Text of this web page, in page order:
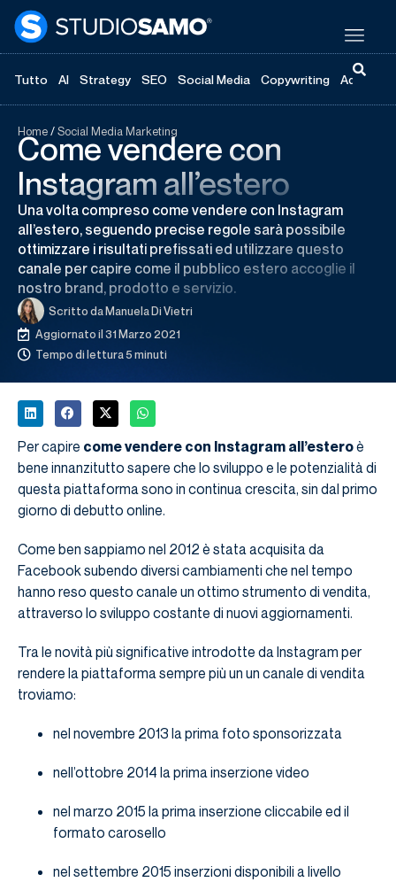
Tutto AI Strategy SEO Social Media Copywriting
Home/Social Media Marketing
Come vendere con
Instagram all’estero
Una volta compreso come vendere con Instagram
all’estero, seguendo precise regole sarà possibile
ottimizzare i risultati prefissati ed utilizzare questo
canale per capire come il pubblico estero accoglie il
nostro brand, prodotto e servizio.
Scritto daManuela Di Vietri
Aggiornato il 31 Marzo 2021
Tempo di lettura 5 minuti
Per capire come vendere con Instagram all’esteroè
bene innanzitutto sapere che lo sviluppo e le potenzialità di
questa piattaforma sono in continua crescita, sin dal primo
giorno di debutto online.
Come ben sappiamo nel 2012 è stata acquisita da
Facebook subendo diversi cambiamenti che nel tempo
hanno reso questo canale un ottimo strumento di vendita,
attraverso lo sviluppo costante di nuovi aggiornamenti.
Tra le novità più significative introdotte da Instagram per
rendere la piattaforma sempre più un un canale di vendita
troviamo:
nel novembre 2013 la prima foto sponsorizzata
nell’ottobre 2014 la prima inserzione video
nel marzo 2015 la prima inserzione cliccabile ed il
formato carosello
nel settembre 2015 inserzioni disponibili a livello